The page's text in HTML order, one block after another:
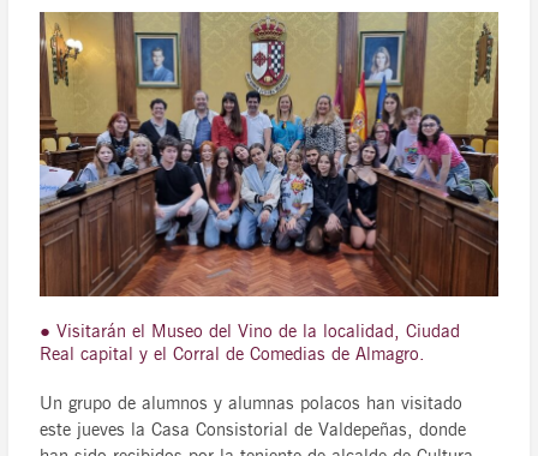
● Visitarán el Museo del Vino de la localidad, Ciudad
Real capital y el Corral de Comedias de Almagro.
Un grupo de alumnos y alumnas polacos han visitado
este jueves la Casa Consistorial de Valdepeñas, donde